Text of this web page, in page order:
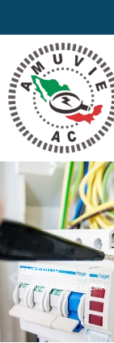
ANTERIOR
Comisión Ejecutiva EMA